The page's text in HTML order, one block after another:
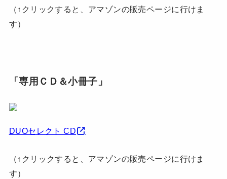
（↑クリックすると、アマゾンの販売ページに行けま
す）
「専用ＣＤ＆小冊子」
DUOセレクト CD
（↑クリックすると、アマゾンの販売ページに行けま
す）